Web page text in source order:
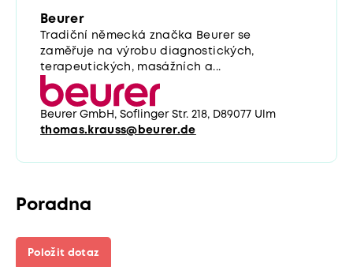
Beurer
Tradiční německá značka Beurer se
zaměřuje na výrobu diagnostických,
terapeutických, masážních a...
Beurer GmbH, Soflinger Str. 218, D89077 Ulm
thomas.krauss@beurer.de
Poradna
Položit dotaz